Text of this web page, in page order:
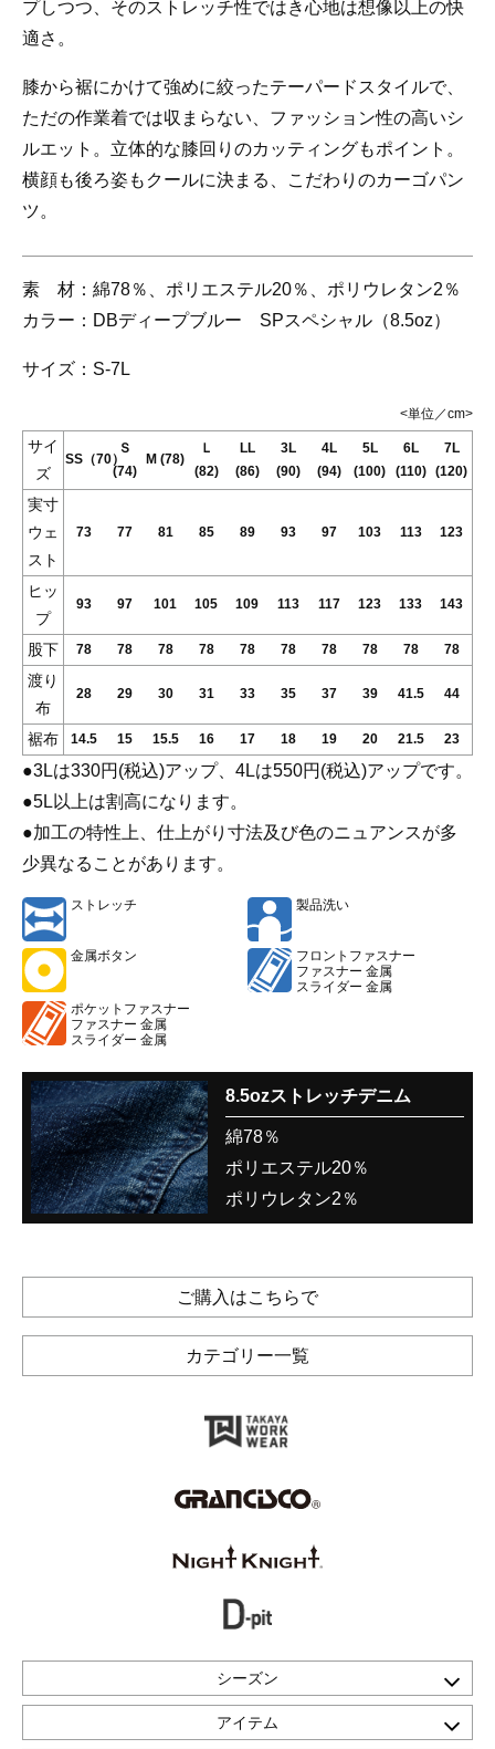
プしつつ、そのストレッチ性ではき心地は想像以上の快
適さ。
膝から裾にかけて強めに絞ったテーパードスタイルで、
ただの作業着では収まらない、ファッション性の高いシ
ルエット。立体的な膝回りのカッティングもポイント。
横顔も後ろ姿もクールに決まる、こだわりのカーゴパン
ツ。
素 材： 綿78％、ポリエステル20％、ポリウレタン2％
カラー： DBディープブルー SPスペシャル（8.5oz）
サイズ： S-7L
<単位／cm>
サイ
ズ
SS（70）
Ｓ
(74)
M (78)
Ｌ
(82)
LL
(86)
3L
(90)
4L
(94)
5L
(100)
6L
(110)
7L
(120)
実寸
ウェ
スト
73 77 81 85 89 93 97 103 113 123
ヒッ
プ
93 97 101 105 109 113 117 123 133 143
股下 78 78 78 78 78 78 78 78 78 78
渡り
布
28 29 30 31 33 35 37 39 41.5 44
裾布 14.5 15 15.5 16 17 18 19 20 21.5 23
●3Lは330円(税込)アップ、4Lは550円(税込)アップです。
●5L以上は割高になります。
●加工の特性上、仕上がり寸法及び色のニュアンスが多
少異なることがあります。
ストレッチ 製品洗い
金属ボタン
フロントファスナー
ファスナー 金属
スライダー 金属
ポケットファスナー
ファスナー 金属
スライダー 金属
8.5ozストレッチデニム
綿78％
ポリエステル20％
ポリウレタン2％
ご購入はこちらで
カテゴリー一覧
シーズン
アイテム